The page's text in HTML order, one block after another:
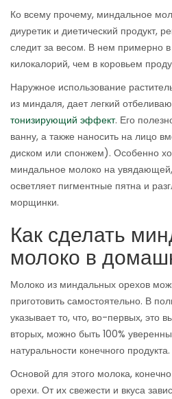
Ко всему прочему, миндальное
диуретик и диетический продукт,
следит за весом. В нем примерно
килокалорий, чем в коровьем
Наружное использование
из миндаля, дает легкий
тонизирующий эффект. Его
ванну, а также наносить на лицо
диском или спонжем). Особенно
миндальное молоко на
осветляет пигментные пятна и
морщинки.
Как сделать
молоко в
Молоко из миндальных орехов
приготовить самостоятельно. В
указывает то, что, во-первых, это
вторых, можно быть 100%
натуральности конечного продукта.
Основой для этого молока,
орехи. От их свежести и вкуса